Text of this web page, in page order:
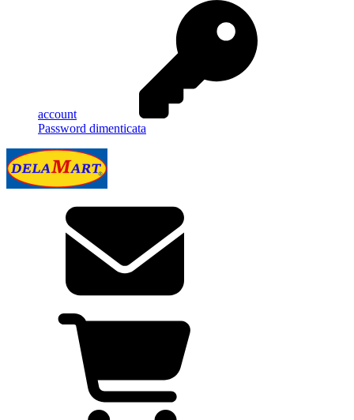
account
Password dimenticata